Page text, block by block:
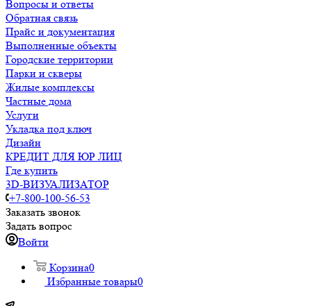
Вопросы и ответы
Обратная связь
Прайс и документация
Выполненные объекты
Городские территории
Парки и скверы
Жилые комплексы
Частные дома
Услуги
Укладка под ключ
Дизайн
КРЕДИТ ДЛЯ ЮР ЛИЦ
Где купить
3D-ВИЗУАЛИЗАТОР
+7-800-100-56-53
Заказать звонок
Задать вопрос
Войти
Корзина0
Избранные товары0